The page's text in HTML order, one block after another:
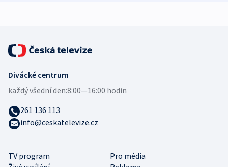
TV program
Pro média
Divácké centrum
každý všední den:8:00—16:00 hodin
261 136 113
info@ceskatelevize.cz